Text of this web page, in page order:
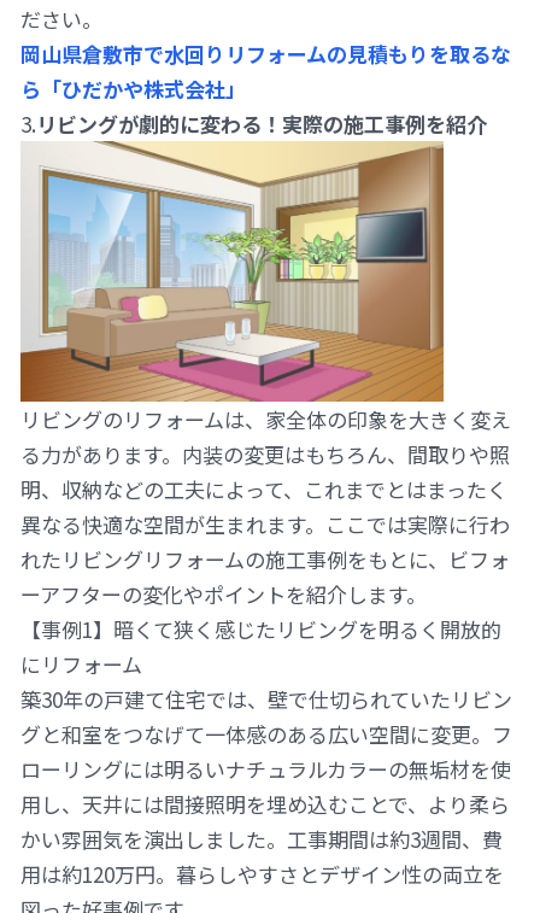
ださい。
岡山県倉敷市で水回りリフォームの見積もりを取るな
ら「ひだかや株式会社」
3.リビングが劇的に変わる！実際の施工事例を紹介
リビングのリフォームは、家全体の印象を大きく変え
る力があります。内装の変更はもちろん、間取りや照
明、収納などの工夫によって、これまでとはまったく
異なる快適な空間が生まれます。ここでは実際に行わ
れたリビングリフォームの施工事例をもとに、ビフォ
ーアフターの変化やポイントを紹介します。
【事例1】暗くて狭く感じたリビングを明るく開放的
にリフォーム
築30年の戸建て住宅では、壁で仕切られていたリビン
グと和室をつなげて一体感のある広い空間に変更。フ
ローリングには明るいナチュラルカラーの無垢材を使
用し、天井には間接照明を埋め込むことで、より柔ら
かい雰囲気を演出しました。工事期間は約3週間、費
用は約120万円。暮らしやすさとデザイン性の両立を